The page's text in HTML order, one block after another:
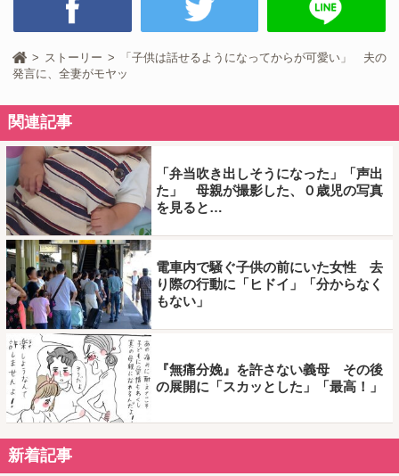
ストーリー
「子供は話せるようになってからが可愛い」 夫の
発言に、全妻がモヤッ
関連記事
「弁当吹き出しそうになった」「声出
た」 母親が撮影した、０歳児の写真
を見ると…
電車内で騒ぐ子供の前にいた女性 去
り際の行動に「ヒドイ」「分からなく
もない」
『無痛分娩』を許さない義母 その後
の展開に「スカッとした」「最高！」
新着記事